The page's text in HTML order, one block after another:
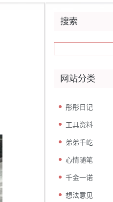
搜索
网站分类
彤彤日记
工具资料
弟弟千屹
心情随笔
千金一诺
想法意见